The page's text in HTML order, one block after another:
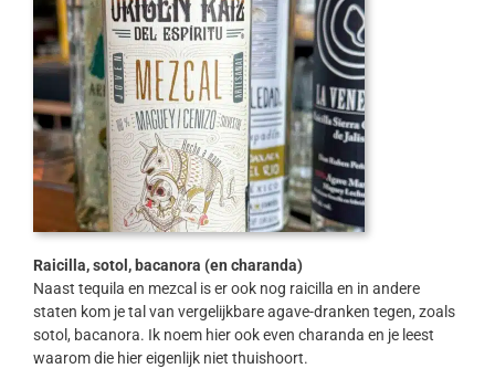
Raicilla, sotol, bacanora (en charanda)
Naast tequila en mezcal is er ook nog raicilla en in andere
staten kom je tal van vergelijkbare agave-dranken tegen, zoals
sotol, bacanora. Ik noem hier ook even charanda en je leest
waarom die hier eigenlijk niet thuishoort.